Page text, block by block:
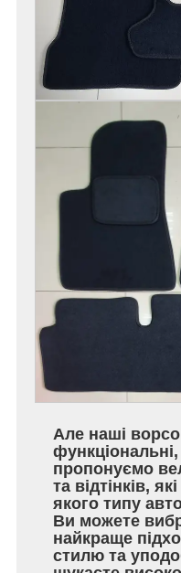
Але наші
пропонуємо
та відтінків,
якого типу
Ви можете
найкраще
стилю та